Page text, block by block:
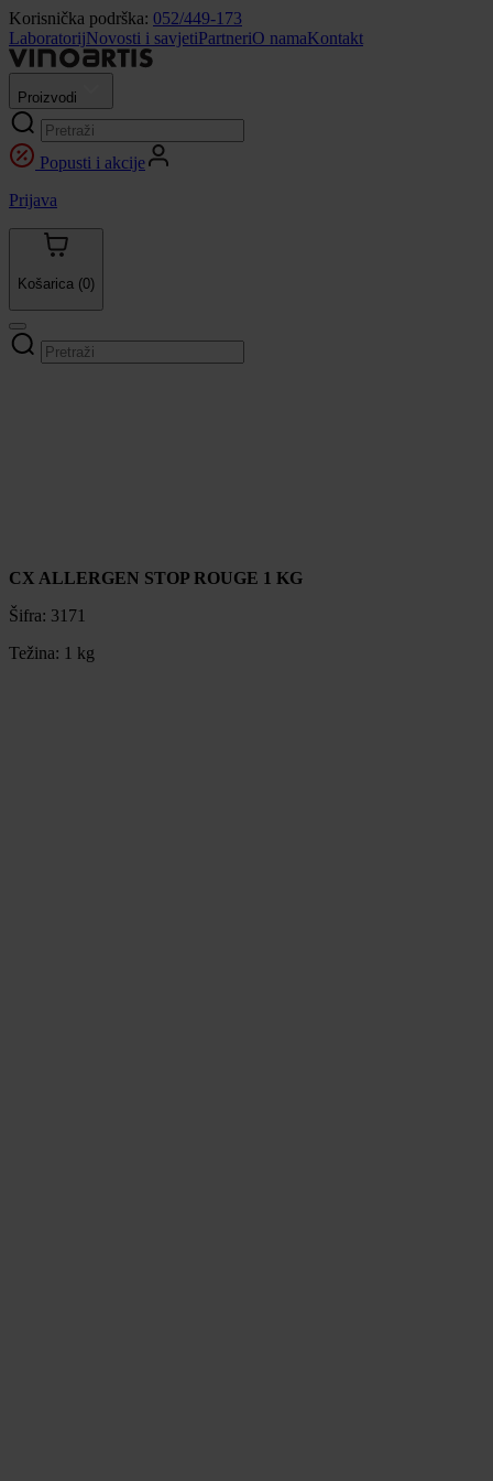
Korisnička podrška: 052/449-173
LaboratorijNovosti i savjetiPartneriO namaKontakt
Proizvodi
Popusti i akcije
Prijava
Košarica (0)
CX ALLERGEN STOP ROUGE 1 KG
Šifra: 3171
Težina: 1 kg